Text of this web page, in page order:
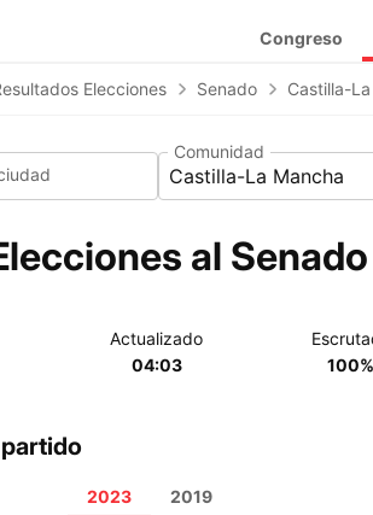
Congreso
Elecciones Senado Castilla-
Castilla-La Mancha
Comunidad
al
Actualizado
04:03
100%
2023 2019